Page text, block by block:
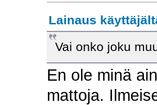
Lainaus
Vai onko joku
En ole minä
mattoja.